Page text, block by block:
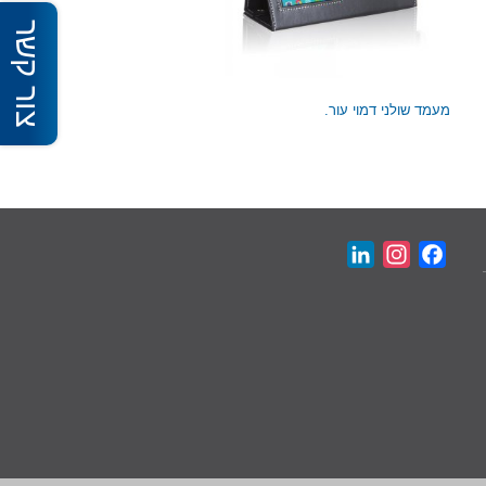
מעמד שולני דמוי עור.
Facebook
Instagram
צור קשר